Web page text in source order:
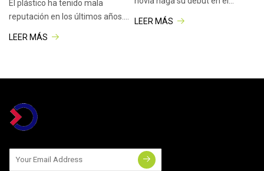
El plástico ha tenido mala
reputación en los últimos años.
Resulta que puede que no sea el
LEER MÁS
pasillo, lo más probable es que
LEER MÁS